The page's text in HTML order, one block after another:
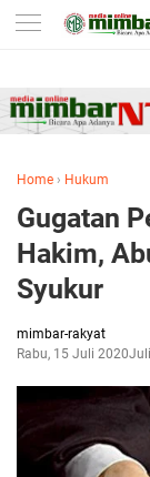
-->
Home › Hukum
Gugatan
Hakim,
Syukur
mimbar-rakyat
Rabu, 15 Juli 2020